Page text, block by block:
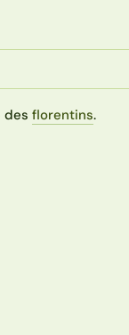
des florentins.